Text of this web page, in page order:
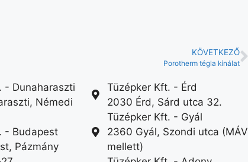
KÖVETKEZŐ
Porotherm tégla kínálat
- Dunaharaszti
Némedi
- Budapest
Pázmány
Tüzépker Kft. - Érd
2030 Érd, Sárd utca 32.
Tüzépker Kft. - Gyál
2360 Gyál, Szondi utca (MÁV
mellett)